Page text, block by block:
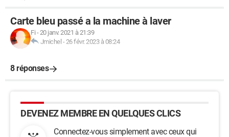
Carte bleu passé a la machine à laver
Fi -20 janv. 2021 à 21:39
Jmichel -26 févr. 2023 à 08:24
8 réponses
DEVENEZ MEMBRE EN QUELQUES CLICS
Connectez-vous simplement avec ceux qui